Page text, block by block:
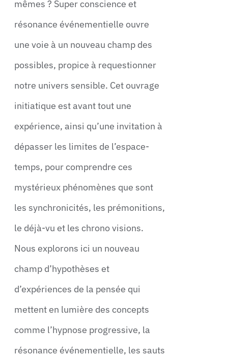
mêmes ? Super conscience et
résonance événementielle ouvre
une voie à un nouveau champ des
possibles, propice à requestionner
notre univers sensible. Cet ouvrage
initiatique est avant tout une
expérience, ainsi qu’une invitation à
dépasser les limites de l’espace-
temps, pour comprendre ces
mystérieux phénomènes que sont
les synchronicités, les prémonitions,
le déjà-vu et les chrono visions.
Nous explorons ici un nouveau
champ d’hypothèses et
d’expériences de la pensée qui
mettent en lumière des concepts
comme l’hypnose progressive, la
résonance événementielle, les sauts